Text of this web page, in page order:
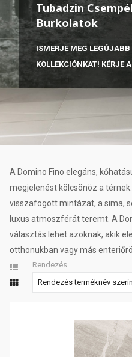
Tubadzin
Burkolatok
ISMERJE MEG
KOLLEKCIÓNKAT! KÉRJE
A Domino Fino elegáns,
megjelenést kölcsönöz a
visszafogott mintázat, a sima,
luxus atmoszférát teremt. A
választás lehet azoknak, akik
otthonukban vagy más
Rendezés
Rendezés terméknév